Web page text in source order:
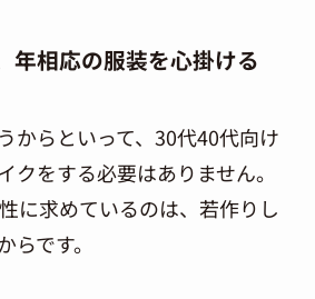
年相応の服装を心掛ける
からといって、30代40代向け
クをする必要はありません。
に求めているのは、若作りし
です。